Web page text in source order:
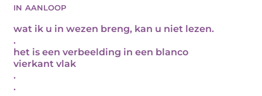
in aanloop
wat ik u in wezen breng, kan u niet lezen.
.
het is een verbeelding in een blanco
vierkant vlak
.
.